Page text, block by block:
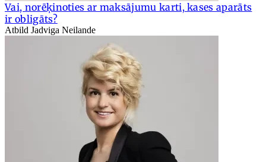
Vai, norēķinoties ar maksājumu karti, kases aparāts
ir obligāts?
Atbild Jadviga Neilande